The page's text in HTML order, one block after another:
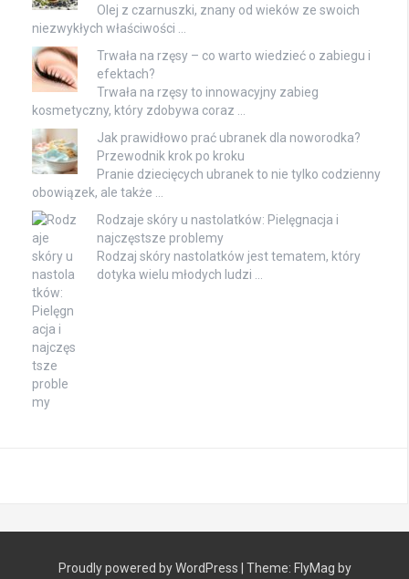
Olej z czarnuszki, znany od wieków ze swoich
niezwykłych właściwości …
Trwała na rzęsy – co warto wiedzieć o zabiegu i
efektach?
Trwała na rzęsy to innowacyjny zabieg
kosmetyczny, który zdobywa coraz …
Jak prawidłowo prać ubranek dla noworodka?
Przewodnik krok po kroku
Pranie dziecięcych ubranek to nie tylko codzienny
obowiązek, ale także …
Rodzaje skóry u nastolatków: Pielęgnacja i
najczęstsze problemy
Rodzaj skóry nastolatków jest tematem, który
dotyka wielu młodych ludzi …
Proudly powered by WordPress | Theme: FlyMag by